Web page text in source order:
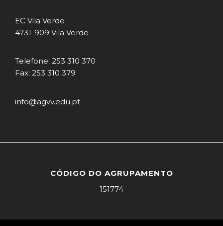
EC Vila Verde
4731-909 Vila Verde
Telefone: 253 310 370
Fax: 253 310 379
info@agvv.edu.pt
CÓDIGO DO AGRUPAMENTO
151774